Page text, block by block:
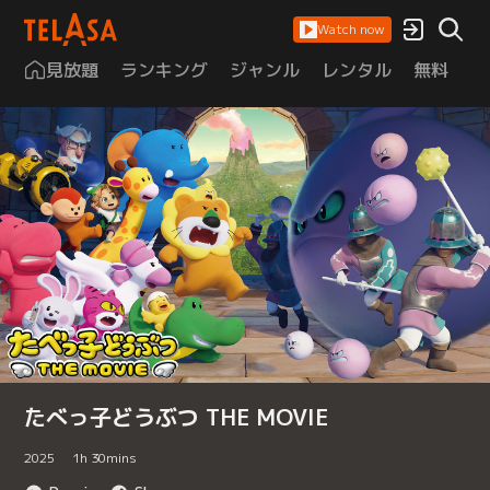
Watch now
見放題 ランキング ジャンル レンタル 無料
たべっ子どうぶつ THE MOVIE
2025 1h 30mins